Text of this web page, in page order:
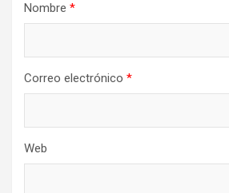
Nombre *
Correo electrónico *
Web